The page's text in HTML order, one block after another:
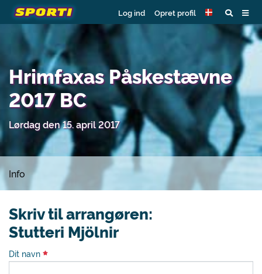
Log ind Opret profil
Hrimfaxas Påskestævne
2017 BC
Lørdag den 15. april 2017
Info
Skriv til arrangøren:
Stutteri Mjölnir
Dit navn